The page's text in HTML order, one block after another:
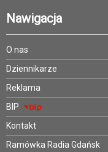
Nawigacja
O nas
Dziennikarze
Reklama
BIP
Kontakt
Ramówka Radia Gdańsk